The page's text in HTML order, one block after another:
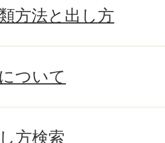
方法と出し方
ついて
方検索